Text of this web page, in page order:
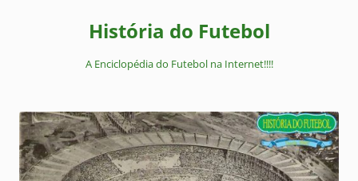
História do Futebol
A Enciclopédia do Futebol na Internet!!!!